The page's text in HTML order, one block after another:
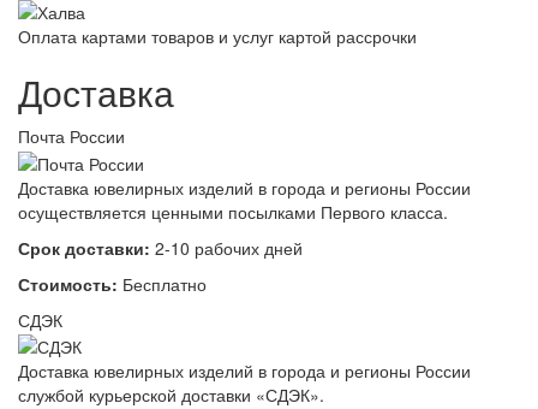
Оплата картами товаров и услуг картой рассрочки
Доставка
Почта России
Доставка ювелирных изделий в города и регионы России
осуществляется ценными посылками Первого класса.
Срок доставки: 2-10 рабочих дней
Стоимость: Бесплатно
СДЭК
Доставка ювелирных изделий в города и регионы России
службой курьерской доставки «СДЭК».